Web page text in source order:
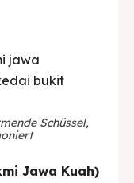
Schüssel,
Jawa Kuah)